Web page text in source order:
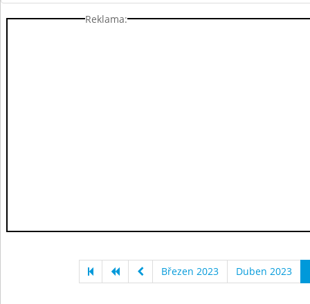
Reklama:
Březen 2023 Duben 2023